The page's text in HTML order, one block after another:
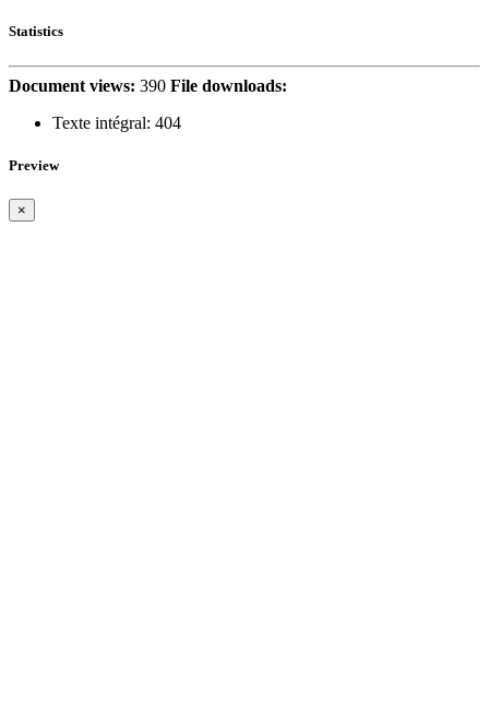
Statistics
Document views: 390 File downloads:
Texte intégral: 404
Preview
×